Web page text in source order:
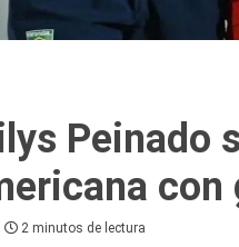
Peinado
con
2 minutos de lectura